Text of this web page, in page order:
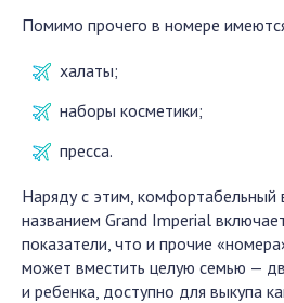
Помимо прочего в номере
халаты;
наборы косметики;
пресса.
Наряду с этим, комфортабельный
названием Grand Imperial
показатели, что и прочие
может вместить целую семью —
и ребенка, доступно для выкупа